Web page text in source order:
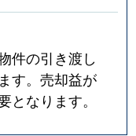
件の引き渡し
す。売却益が
となります。